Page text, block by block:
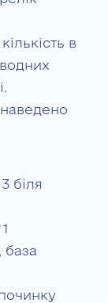
в
наведено
біля
база